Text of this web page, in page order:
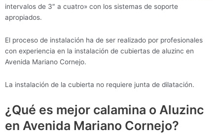
intervalos de 3″ a cuatro» con los sistemas de soporte
apropiados.
El proceso de instalación ha de ser realizado por profesionales
con experiencia en la instalación de cubiertas de aluzinc en
Avenida Mariano Cornejo.
La instalación de la cubierta no requiere junta de dilatación.
¿Qué es mejor calamina o Aluzinc
en Avenida Mariano Cornejo?